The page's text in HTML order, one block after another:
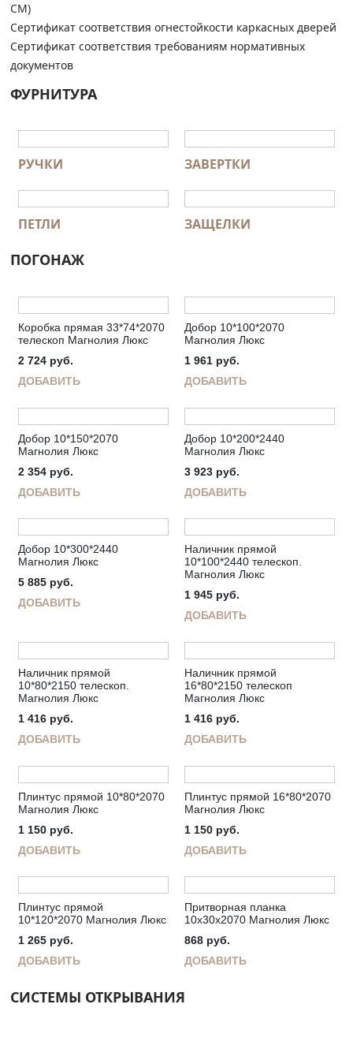
СМ)
Сертификат соответствия огнестойкости каркасных дверей
Сертификат соответствия требованиям нормативных
документов
ФУРНИТУРА
РУЧКИ ЗАВЕРТКИ
ПЕТЛИ ЗАЩЕЛКИ
ПОГОНАЖ
Коробка прямая 33*74*2070
телескоп Магнолия Люкс
2 724 руб.
ДОБАВИТЬ
Добор 10*100*2070
Магнолия Люкс
1 961 руб.
ДОБАВИТЬ
Добор 10*150*2070
Магнолия Люкс
2 354 руб.
ДОБАВИТЬ
Добор 10*200*2440
Магнолия Люкс
3 923 руб.
ДОБАВИТЬ
Добор 10*300*2440
Магнолия Люкс
5 885 руб.
ДОБАВИТЬ
Наличник прямой
10*100*2440 телескоп.
Магнолия Люкс
1 945 руб.
ДОБАВИТЬ
Наличник прямой
10*80*2150 телескоп.
Магнолия Люкс
1 416 руб.
ДОБАВИТЬ
Наличник прямой
16*80*2150 телескоп
Магнолия Люкс
1 416 руб.
ДОБАВИТЬ
Плинтус прямой 10*80*2070
Магнолия Люкс
1 150 руб.
ДОБАВИТЬ
Плинтус прямой 16*80*2070
Магнолия Люкс
1 150 руб.
ДОБАВИТЬ
Плинтус прямой
10*120*2070 Магнолия Люкс
1 265 руб.
ДОБАВИТЬ
Притворная планка
10х30х2070 Магнолия Люкс
868 руб.
ДОБАВИТЬ
СИСТЕМЫ ОТКРЫВАНИЯ